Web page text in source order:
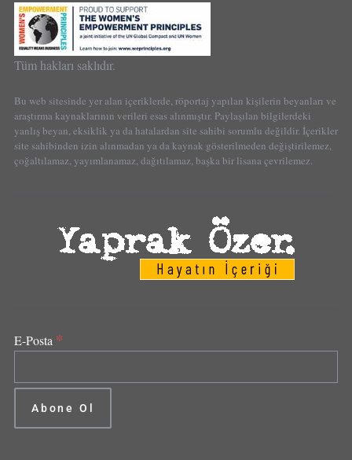
Tüm hakları saklıdır.
Bu web sitesinde yer alan içeriklerde, röportaj yapılan kişilerin beyanları ve
araştırma kaynaklarının verileri esas alınmıştır. Paylaşılan bilgilerdeki
yanlış beyan, eksiklik ya da hatalardan site sahibi sorumlu değildir. İçerikler
site sahibinden izin alınmadan ya da kaynak gösterilmeden değiştirilemez,
çoğaltılamaz, yayımlanamaz, dağıtılamaz, başka bir lisana çevrilemez.
E-Posta *